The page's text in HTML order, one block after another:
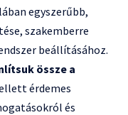
egyszerűbb,
szakemberre
beállításához.
össze a
érdemes
és